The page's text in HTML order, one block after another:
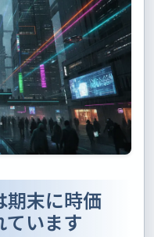
期末に時価
ています